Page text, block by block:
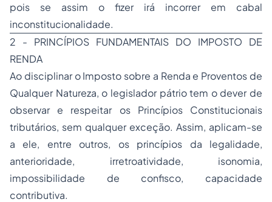
pois se assim o fizer irá incorrer em cabal
inconstitucionalidade.
2 - PRINCÍPIOS FUNDAMENTAIS DO IMPOSTO DE
RENDA
Ao disciplinar o Imposto sobre a Renda e Proventos de
Qualquer Natureza, o legislador pátrio tem o dever de
observar e respeitar os Princípios Constitucionais
tributários, sem qualquer exceção. Assim, aplicam-se
a ele, entre outros, os princípios da legalidade,
anterioridade, irretroatividade, isonomia,
impossibilidade de confisco, capacidade
contributiva.